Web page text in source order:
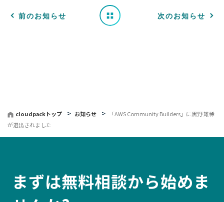
前のお知らせ 一 次のお知らせ
cloudpackトップ お知らせ
「AWS Community Builders」に黒野 雄稀
が選出されました
まずは無料相談から始めま